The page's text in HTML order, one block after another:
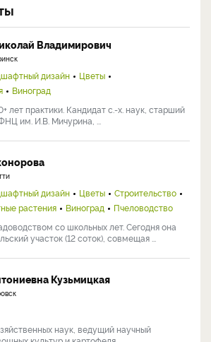
Владимирович
дизайн
Цветы
Виноград
лет практики. Кандидат с.-х. наук, старший
им. И.В. Мичурина, ...
дизайн Цветы
Строительство
растения Виноград
Пчеловодство
со школьных лет. Сегодня она
участок (12 соток), совмещая ...
Кузьмицкая
наук, ведущий научный